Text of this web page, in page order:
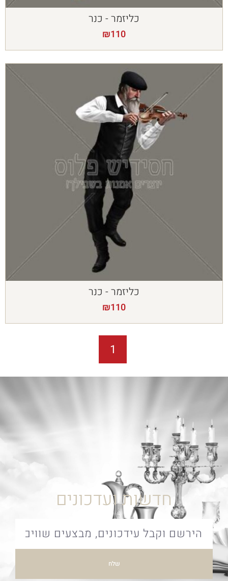
כליזמר - כנר
₪110
כליזמר - כנר
₪110
1
חדשות ועדכונים
שלח